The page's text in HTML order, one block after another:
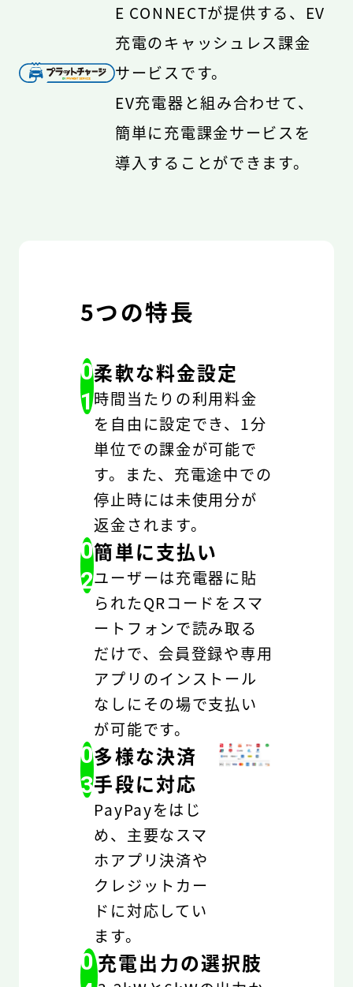
E CONNECTが提供する、EV
充電のキャッシュレス課金
サービスです。
EV充電器と組み合わせて、
簡単に充電課金サービスを
導入することができます。
5つの特長
0
1
柔軟な料金設定
時間当たりの利用料金
を自由に設定でき、1分
単位での課金が可能で
す。また、充電途中での
停止時には未使用分が
返金されます。
0
2
簡単に支払い
ユーザーは充電器に貼
られたQRコードをスマ
ートフォンで読み取る
だけで、会員登録や専用
アプリのインストール
なしにその場で支払い
が可能です。
0
3
多様な決済
手段に対応
PayPayをはじ
め、主要なスマ
ホアプリ決済や
クレジットカー
ドに対応してい
ます。
0充電出力の選択肢